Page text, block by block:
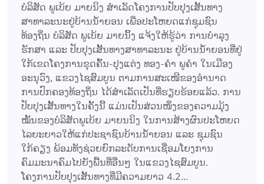
ບໍລິສັດ ພູເບ້ຍ ມາຍນິງ ສຳເລັດໂຄງການປັບປຸງເສັ້ນທາງ
ສາທາລະນະຢູ່ບ້ານນໍ້າຍອນ ເພື່ອປະໂຫຍດແກ່ຊຸມຊົນ
ທ້ອງຖິ່ນ ບໍລິສັດ ພູເບ້ຍ ມາຍນິິ້ງ ແຈ້ງໃຫ້ຮູ້ວ່າ ການບຳລຸງ
ຮັກສາ ແລະ ປັບປຸງເສັ້ນທາງສາທາລະນະ ຢູ່ບ້ານນໍ້າຍອນທີ່ຢູ່
ໃກ້ເຂດໂຄງການຂຸດຄົ້ນ-ປຸງແຕ່ງ ທອງ-ຄຳ ພູຄຳ ໃນເມືອງ
ອະນຸວົງ, ແຂວງໄຊສົມບູນ ຕາມການສະເໜີຂອງອຳນາດ
ການປົກຄອງທ້ອງຖິ່ນ ໄດ້ສຳເລັດເປັນທີ່ຮຽບຮ້ອຍແລ້ວ. ການ
ປັບປຸງເສັ້ນທາງໃນຄັ້ງນີ້ ແມ່ນເປັນສ່ວນໜຶ່ງຂອງຄວາມມຸ້ງ
ໝັ້ນຂອງບໍລິສັດພູເບ້ຍ ມາຍນນິງ ໃນການສ້າງຜົນປະໂຫຍດ
ໄລຍະຍາວໃຫ້ແກ່ປະຊາຊົນບ້ານນໍ້າຍອນ ແລະ ຊຸມຊົນ
ໃກ້ຄຽງ ພ້ອມທັງຊ່ວຍຍົກລະດັບການເຊື່ອມໂຍງການ
ຄົມມະນາຄົມໄປຍັງພື້ນທີ່ອື່ນໆ ໃນແຂວງໄຊສົມບູນ.
ໂຄງການປັບປຸງເສັ້ນທາງທີ່ມີຄວາມຍາວ 4.2...